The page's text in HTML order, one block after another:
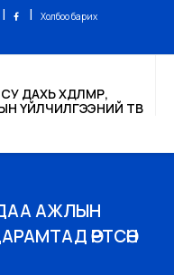
| | Холбоо барих
ДАХЬ ХӨДӨЛМӨР,
ҮЙЛЧИЛГЭЭНИЙ ТӨВ
АЖЛЫН
ӨРТСӨН